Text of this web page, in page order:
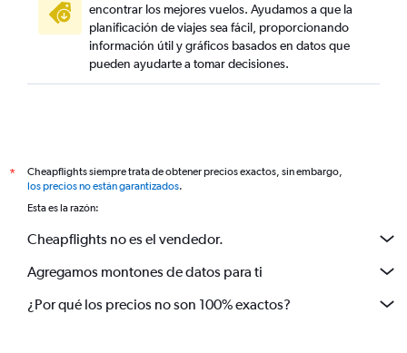
encontrar los mejores vuelos. Ayudamos a que la
planificación de viajes sea fácil, proporcionando
información útil y gráficos basados en datos que
pueden ayudarte a tomar decisiones.
*
Cheapflights siempre trata de obtener precios exactos, sin embargo,
los precios no están garantizados.
Esta es la razón:
Cheapflights no es el vendedor.
Agregamos montones de datos para ti
¿Por qué los precios no son 100% exactos?